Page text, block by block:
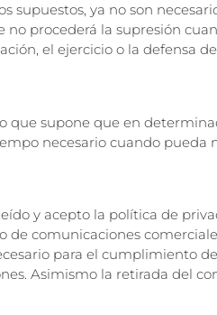
supuestos, ya no son
procederá la supresión
el ejercicio o la defensa
supone que en
necesario cuando pueda
y acepto la política de
comunicaciones
para el cumplimiento
Asimismo la retirada del